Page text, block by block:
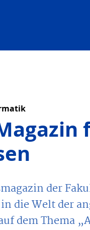
der
die Welt der
dem Thema